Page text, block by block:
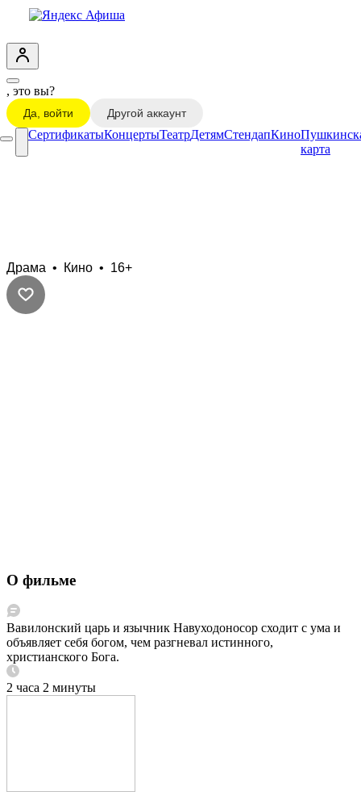
, это вы?
Да, войти Другой аккаунт
СертификатыКонцертыТеатрДетямСтендапКино
карта
Драма • Кино • 16+
О фильме
Вавилонский царь и язычник Навуходоносор сходит с ума и
объявляет себя богом, чем разгневал истинного,
христианского Бога.
2 часа 2 минуты